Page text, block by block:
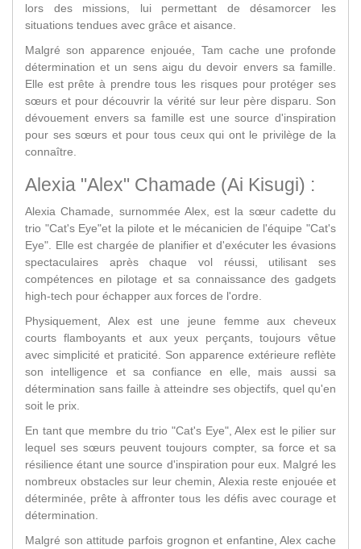
lors des missions, lui permettant de désamorcer les
situations tendues avec grâce et aisance.
Malgré son apparence enjouée, Tam cache une profonde
détermination et un sens aigu du devoir envers sa famille.
Elle est prête à prendre tous les risques pour protéger ses
sœurs et pour découvrir la vérité sur leur père disparu. Son
dévouement envers sa famille est une source d'inspiration
pour ses sœurs et pour tous ceux qui ont le privilège de la
connaître.
Alexia "Alex" Chamade (Ai Kisugi) :
Alexia Chamade, surnommée Alex, est la sœur cadette du
trio "Cat's Eye"et la pilote et le mécanicien de l'équipe "Cat's
Eye". Elle est chargée de planifier et d'exécuter les évasions
spectaculaires après chaque vol réussi, utilisant ses
compétences en pilotage et sa connaissance des gadgets
high-tech pour échapper aux forces de l'ordre.
Physiquement, Alex est une jeune femme aux cheveux
courts flamboyants et aux yeux perçants, toujours vêtue
avec simplicité et praticité. Son apparence extérieure reflète
son intelligence et sa confiance en elle, mais aussi sa
détermination sans faille à atteindre ses objectifs, quel qu'en
soit le prix.
En tant que membre du trio "Cat's Eye", Alex est le pilier sur
lequel ses sœurs peuvent toujours compter, sa force et sa
résilience étant une source d'inspiration pour eux. Malgré les
nombreux obstacles sur leur chemin, Alexia reste enjouée et
déterminée, prête à affronter tous les défis avec courage et
détermination.
Malgré son attitude parfois grognon et enfantine, Alex cache